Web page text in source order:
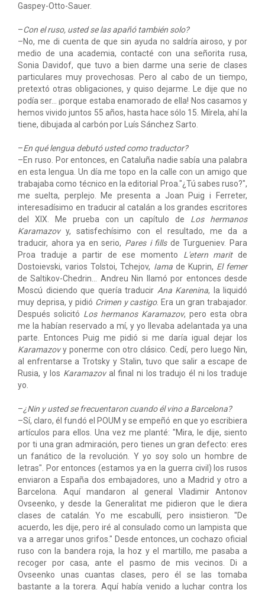
Gaspey-Otto-Sauer.
–Con el ruso, usted se las apañó también solo?
–No, me di cuenta de que sin ayuda no saldría airoso, y por
medio de una academia, contacté con una señorita rusa,
Sonia Davidof, que tuvo a bien darme una serie de clases
particulares muy provechosas. Pero al cabo de un tiempo,
pretextó otras obligaciones, y quiso dejarme. Le dije que no
podía ser… ¡porque estaba enamorado de ella! Nos casamos y
hemos vivido juntos 55 años, hasta hace sólo 15. Mírela, ahí la
tiene, dibujada al carbón por Luís Sánchez Sarto.
–En qué lengua debutó usted como traductor?
–En ruso. Por entonces, en Cataluña nadie sabía una palabra
en esta lengua. Un día me topo en la calle con un amigo que
trabajaba como técnico en la editorial Proa."¿Tú sabes ruso?",
me suelta, perplejo. Me presenta a Joan Puig i Ferreter,
interesadísimo en traducir al catalán a los grandes escritores
del XIX. Me prueba con un capítulo de Los hermanos
Karamazovy, satisfechísimo con el resultado, me da a
traducir, ahora ya en serio, Pares i fillsde Turgueniev. Para
Proa traduje a partir de ese momento L'etern maritde
Dostoievski, varios Tolstoi, Tchejov, Iamade Kuprin, El femer
de Saltikov-Chedrin... Andreu Nin llamó por entonces desde
Moscú diciendo que quería traducir Ana Karenina, la liquidó
muy deprisa, y pidió Crimen y castigo. Era un gran trabajador.
Después solicitó Los hermanos Karamazov, pero esta obra
me la habían reservado a mí, y yo llevaba adelantada ya una
parte. Entonces Puig me pidió si me daría igual dejar los
Karamazovy ponerme con otro clásico. Cedí, pero luego Nin,
al enfrentarse a Trotsky y Stalin, tuvo que salir a escape de
Rusia, y los Karamazoval final ni los tradujo él ni los traduje
yo.
–¿Nin y usted se frecuentaron cuando él vino a Barcelona?
–Sí, claro, él fundó el POUM y se empeñó en que yo escribiera
artículos para ellos. Una vez me planté: "Mira, le dije, siento
por ti una gran admiración, pero tienes un gran defecto: eres
un fanático de la revolución. Y yo soy solo un hombre de
letras". Por entonces (estamos ya en la guerra civil) los rusos
enviaron a España dos embajadores, uno a Madrid y otro a
Barcelona. Aquí mandaron al general Vladimir Antonov
Ovseenko, y desde la Generalitat me pidieron que le diera
clases de catalán. Yo me escabullí, pero insistieron. "De
acuerdo, les dije, pero iré al consulado como un lampista que
va a arregar unos grifos." Desde entonces, un cochazo oficial
ruso con la bandera roja, la hoz y el martillo, me pasaba a
recoger por casa, ante el pasmo de mis vecinos. Di a
Ovseenko unas cuantas clases, pero él se las tomaba
bastante a la torera. Aquí había venido a luchar contra los